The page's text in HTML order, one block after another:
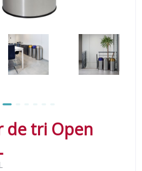
de tri Open